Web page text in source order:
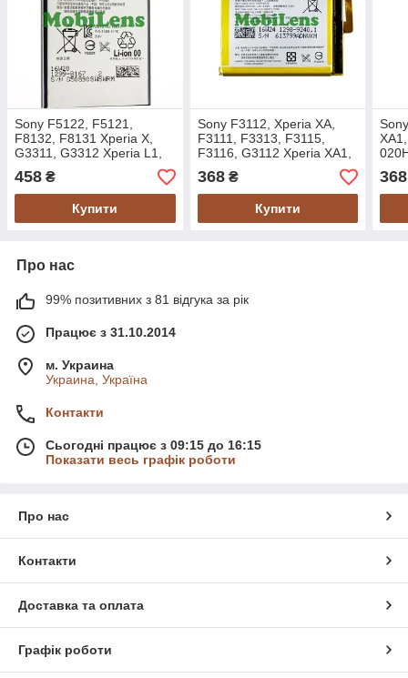
Sony F5122, F5121,
F8132, F8131 Xperia X,
G3311, G3312 Xperia L1,
LIP1621ERPC Акумулятор
Original *PRC
458 ₴
Купити
Sony F3112, Xperia XA,
F3111, F3313, F3115,
F3116, G3112 Xperia XA1,
Акумулятор Original *PRC
368₴
Купити
368
Про нас
99% позитивних з 81 відгука за рік
Працює з 31.10.2014
м. Украина
Украина, Україна
Контакти
Сьогодні працює з 09:15 до 16:15
Показати весь графік роботи
Про нас
Контакти
Доставка та оплата
Графік роботи